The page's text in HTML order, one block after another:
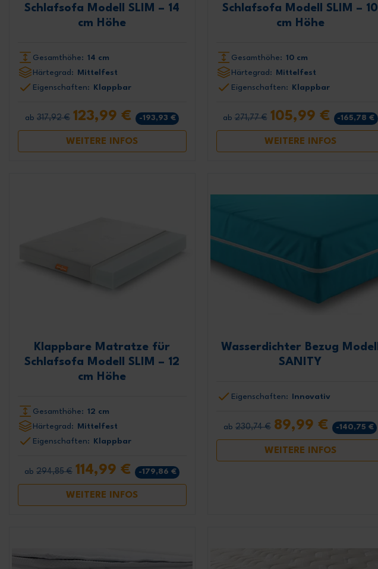
Schlafsofa Modell SLIM – 14
cm Höhe
Gesamthöhe: 14 cm
Härtegrad: Mittelfest
Eigenschaften: Klappbar
ab 317,92 € 123,99 € -193,93 €
WEITERE INFOS
Schlafsofa Modell SLIM – 10
cm Höhe
Gesamthöhe: 10 cm
Härtegrad: Mittelfest
Eigenschaften: Klappbar
ab 271,77 € 105,99 € -165,78 €
WEITERE INFOS
Klappbare Matratze für
Schlafsofa Modell SLIM – 12
cm Höhe
Gesamthöhe: 12 cm
Härtegrad:
Mittelfest
Eigenschaften:
Klappbar
ab 294,85 € 114,99 € -179,86 €
WEITERE INFOS
Wasserdichter Bezug Modell
SANITY
Eigenschaften: Innovativ
ab 230,74 € 89,99 € -140,75 €
WEITERE INFOS